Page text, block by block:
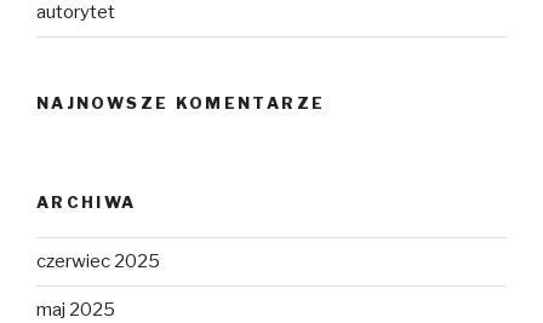
autorytet
NAJNOWSZE KOMENTARZE
ARCHIWA
czerwiec 2025
maj 2025